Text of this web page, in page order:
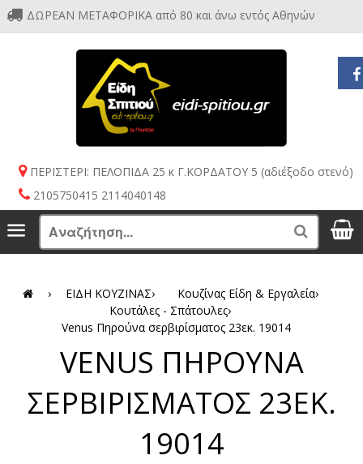
ΔΩΡΕΑΝ ΜΕΤΑΦΟΡΙΚΑ από 80 και άνω εντός Αθηνών
ΠΕΡΙΣΤΕΡΙ: ΠΕΛΟΠΙΔΑ 25 κ Γ.ΚΟΡΔΑΤΟΥ 5 (αδιέξοδο στενό)
2105750415 2114040148
Menu Search
› ΕΙΔΗ ΚΟΥΖΙΝΑΣ› Κουζίνας Είδη & Εργαλεία›
Κουτάλες - Σπάτουλες›
Venus Πηρούνα σερβιρίσματος 23εκ. 19014
VENUS ΠΗΡΟΥΝΑ
ΣΕΡΒΙΡΙΣΜΑΤΟΣ 23ΕΚ.
19014